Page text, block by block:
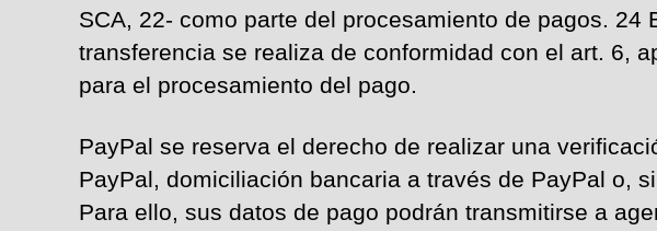
SCA, 22- como parte del procesamiento de pagos. 24
transferencia se realiza de conformidad con el art. 6,
para el procesamiento del pago.
PayPal se reserva el derecho de realizar una
PayPal, domiciliación bancaria a través de PayPal o,
Para ello, sus datos de pago podrán transmitirse a